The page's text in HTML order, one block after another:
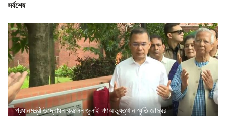
সর্বশেষ
প্রধানমন্ত্রী উদ্বোধন করলেন জুলাই গণঅভ্যুত্থান স্মৃতি জাদুঘর